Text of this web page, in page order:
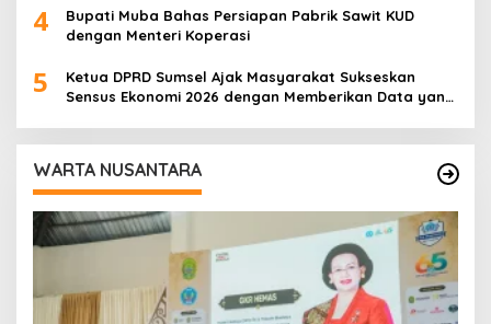
4
Bupati Muba Bahas Persiapan Pabrik Sawit KUD
dengan Menteri Koperasi
5
Ketua DPRD Sumsel Ajak Masyarakat Sukseskan
Sensus Ekonomi 2026 dengan Memberikan Data yang
WARTA NUSANTARA